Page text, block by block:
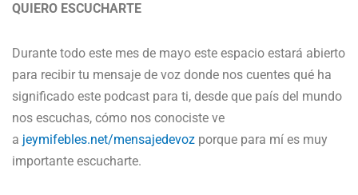
QUIERO ESCUCHARTE
Durante todo este mes de mayo este espacio estará abierto
para recibir tu mensaje de voz donde nos cuentes qué ha
significado este podcast para ti, desde que país del mundo
nos escuchas, cómo nos conociste ve
a jeymifebles.net/mensajedevoz porque para mí es muy
importante escucharte.